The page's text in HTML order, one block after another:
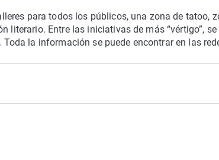
para todos los públicos, una zona de tatoo,
literario. Entre las iniciativas de más “vértigo”,
la información se puede encontrar en las